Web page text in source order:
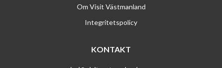
Om Visit Västmanland
Integritetspolicy
KONTAKT